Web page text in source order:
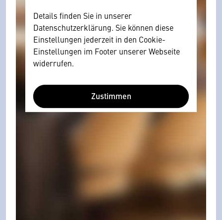
Details finden Sie in unserer
Datenschutzerklärung. Sie können diese
Einstellungen jederzeit in den Cookie-
Einstellungen im Footer unserer Webseite
widerrufen.
Zustimmen